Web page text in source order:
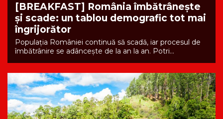
[BREAKFAST] România îmbătrânește
și scade: un tablou demografic tot mai
îngrijorător
Populația României continuă să scadă, iar procesul de
îmbătrânire se adâncește de la an la an. Potri...